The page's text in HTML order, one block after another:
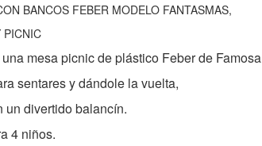
BANCOS FEBER MODELO FANTASMAS,
PICNIC
mesa picnic de plástico Feber de Famosa
sentares y dándole la vuelta,
un divertido balancín.
4 niños.